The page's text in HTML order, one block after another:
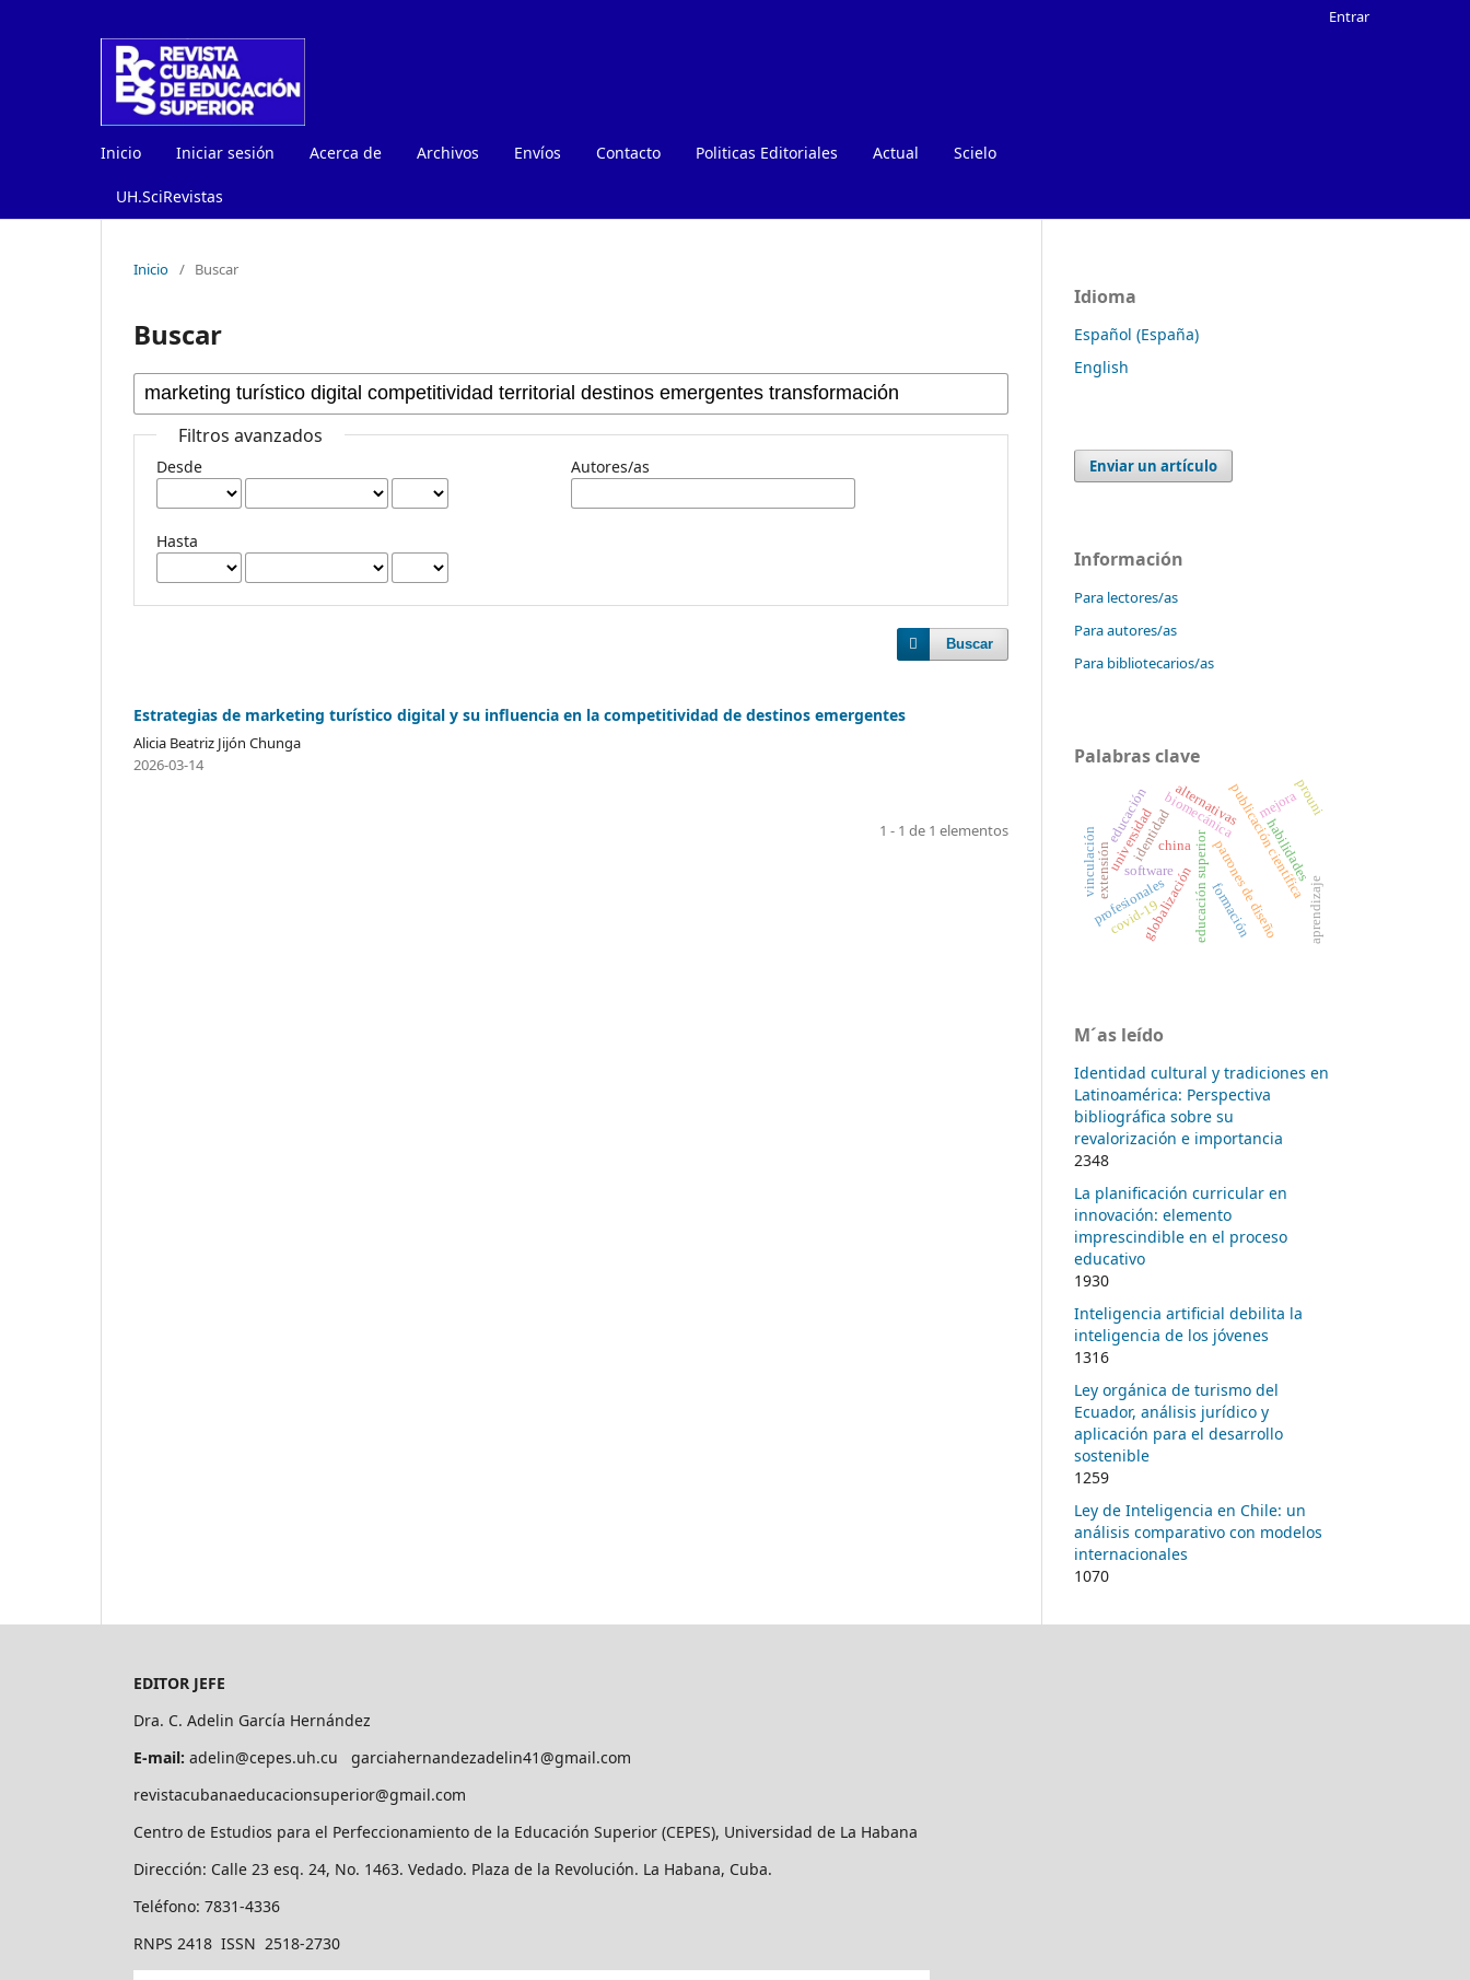
Inicio Iniciar sesión Acerca de Archivos Envíos Contacto Politicas Editoriales Actual Scielo
UH.SciRevistas
Entrar
Inicio / Buscar
Buscar
Filtros avanzados
Desde
Hasta
Autores/as
Buscar
Estrategias de marketing turístico digital y su influencia en la competitividad de destinos emergentes
Alicia Beatriz Jijón Chunga
2026-03-14
1 - 1 de 1 elementos
Idioma
Español (España)
English
Enviar un artículo
Información
Para lectores/as
Para autores/as
Para bibliotecarios/as
Palabras clave
china educación superior
globalización
identidad
patrones de diseño
software publicación científica
universidad
formación
profesionales
biomecánica
habilidades
aprendizaje
extensión
vinculación
alternativas mejora
educación
covid-19
prouni
M´as leído
Identidad cultural y tradiciones en
Latinoamérica: Perspectiva
bibliográfica sobre su
revalorización e importancia
2348
La planificación curricular en
innovación: elemento
imprescindible en el proceso
educativo
1930
Inteligencia artificial debilita la
inteligencia de los jóvenes
1316
Ley orgánica de turismo del
Ecuador, análisis jurídico y
aplicación para el desarrollo
sostenible
1259
Ley de Inteligencia en Chile: un
análisis comparativo con modelos
internacionales
1070
EDITOR JEFE
Dra. C. Adelin García Hernández
E-mail: adelin@cepes.uh.cu garciahernandezadelin41@gmail.com
revistacubanaeducacionsuperior@gmail.com
Centro de Estudios para el Perfeccionamiento de la Educación Superior (CEPES), Universidad de La Habana
Dirección: Calle 23 esq. 24, No. 1463. Vedado. Plaza de la Revolución. La Habana, Cuba.
Teléfono: 7831-4336
RNPS 2418 ISSN 2518-2730